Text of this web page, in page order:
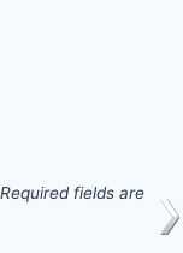
Required fields are